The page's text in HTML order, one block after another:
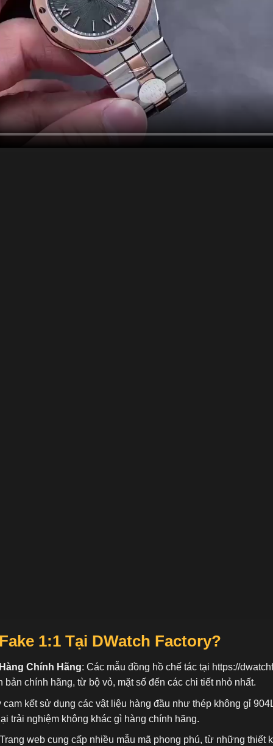
1:1 Tại DWatch Factory?
Chính Hãng: Các mẫu đồng hồ chế tác tại https://
chính hãng, từ bộ vỏ, mặt số đến các chi tiết nhỏ nhất.
cam kết sử dụng các vật liệu hàng đầu như thép không gỉ
trải nghiệm không khác gì hàng chính hãng.
web cung cấp nhiều mẫu mã phong phú, từ những thiết